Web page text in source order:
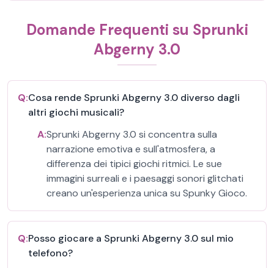
Domande Frequenti su Sprunki
Abgerny 3.0
Q:Cosa rende Sprunki Abgerny 3.0 diverso dagli
altri giochi musicali?
A:Sprunki Abgerny 3.0 si concentra sulla
narrazione emotiva e sull'atmosfera, a
differenza dei tipici giochi ritmici. Le sue
immagini surreali e i paesaggi sonori glitchati
creano un'esperienza unica su Spunky Gioco.
Q:Posso giocare a Sprunki Abgerny 3.0 sul mio
telefono?